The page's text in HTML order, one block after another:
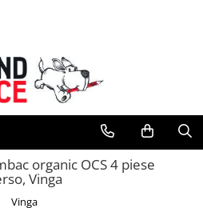
organic OCS 4 piese
Vinga
Vinga